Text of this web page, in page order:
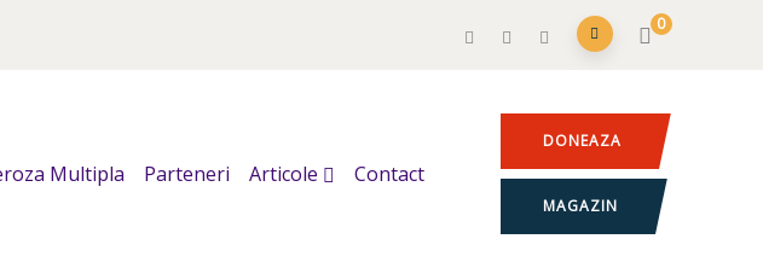
0
Multipla Parteneri Articole Contact
DONEAZA
MAGAZIN